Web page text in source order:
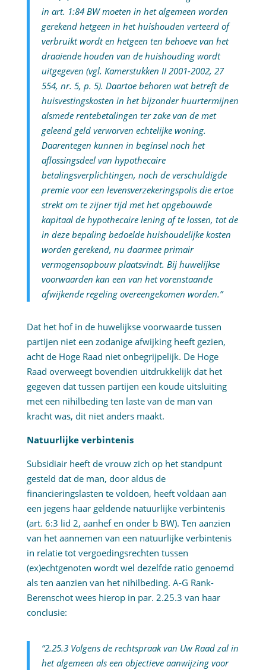
in art. 1:84 BW moeten in het algemeen worden
gerekend hetgeen in het huishouden verteerd of
verbruikt wordt en hetgeen ten behoeve van het
draaiende houden van de huishouding wordt
uitgegeven (vgl. Kamerstukken II 2001-2002, 27
554, nr. 5, p. 5). Daartoe behoren wat betreft de
huisvestingskosten in het bijzonder huurtermijnen
alsmede rentebetalingen ter zake van de met
geleend geld verworven echtelijke woning.
Daarentegen kunnen in beginsel noch het
aflossingsdeel van hypothecaire
betalingsverplichtingen, noch de verschuldigde
premie voor een levensverzekeringspolis die ertoe
strekt om te zijner tijd met het opgebouwde
kapitaal de hypothecaire lening af te lossen, tot de
in deze bepaling bedoelde huishoudelijke kosten
worden gerekend, nu daarmee primair
vermogensopbouw plaatsvindt. Bij huwelijkse
voorwaarden kan een van het vorenstaande
afwijkende regeling overeengekomen worden.”
Dat het hof in de huwelijkse voorwaarde tussen
partijen niet een zodanige afwijking heeft gezien,
acht de Hoge Raad niet onbegrijpelijk. De Hoge
Raad overweegt bovendien uitdrukkelijk dat het
gegeven dat tussen partijen een koude uitsluiting
met een nihilbeding ten laste van de man van
kracht was, dit niet anders maakt.
Natuurlijke verbintenis
Subsidiair heeft de vrouw zich op het standpunt
gesteld dat de man, door aldus de
financieringslasten te voldoen, heeft voldaan aan
een jegens haar geldende natuurlijke verbintenis
(art. 6:3 lid 2, aanhef en onder b BW). Ten aanzien
van het aannemen van een natuurlijke verbintenis
in relatie tot vergoedingsrechten tussen
(ex)echtgenoten wordt wel dezelfde ratio genoemd
als ten aanzien van het nihilbeding. A-G Rank-
Berenschot wees hierop in par. 2.25.3 van haar
conclusie:
“2.25.3 Volgens de rechtspraak van Uw Raad zal in
het algemeen als een objectieve aanwijzing voor